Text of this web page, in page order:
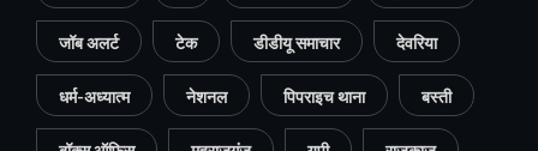
जॉब अलर्ट टेक डीडीयू समाचार देवरिया
धर्म-अध्यात्म नेशनल पिपराइच थाना बस्ती